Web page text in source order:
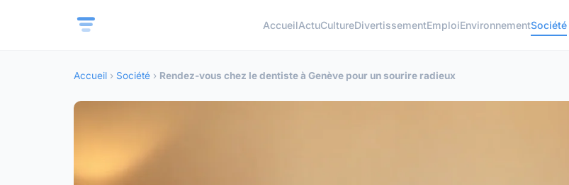
AccueilActuCultureDivertissementEmploiEnvironnementSociété
Accueil › Société › Rendez-vous chez le dentiste à Genève pour un sourire radieux